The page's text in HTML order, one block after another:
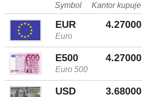
Symbol Kantor kupuje
EUR 4.27000
Euro
E500 4.27000
Euro 500
USD 3.68000